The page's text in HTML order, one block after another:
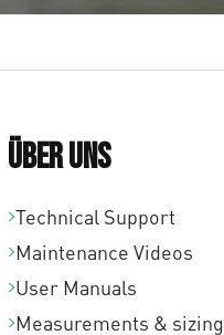
Über uns
Technical Support
Maintenance Videos
User Manuals
Measurements & sizing